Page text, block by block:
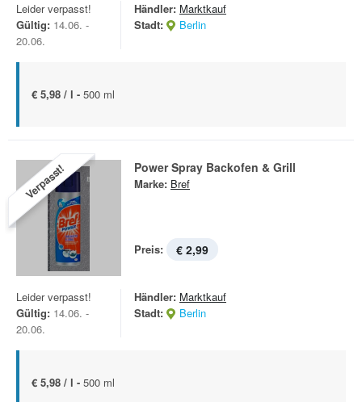
Leider verpasst!
Gültig: 14.06. -
20.06.
Händler: Marktkauf
Stadt:
Berlin
€ 5,98 / l - 500 ml
Verpasst! Power Spray Backofen & Grill
Marke: Bref
Preis: € 2,99
Leider verpasst!
Gültig: 14.06. -
20.06.
Händler: Marktkauf
Stadt:
Berlin
€ 5,98 / l - 500 ml